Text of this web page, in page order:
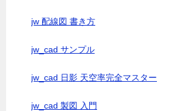
jw 配線図 書き方
jw_cad サンプル
jw_cad 日影 天空率完全マスター
jw_cad 製図 入門